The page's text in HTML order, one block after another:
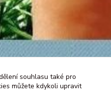
souhlasu také pro
můžete kdykoli upravit